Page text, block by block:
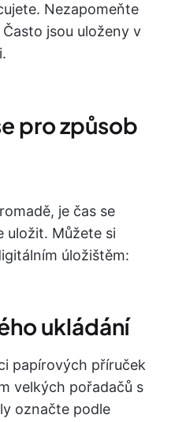
Nezapomeňte
jsou uloženy v
pro způsob
je čas se
uložit. Můžete si
úložištěm:
ukládání
papírových příruček
velkých pořadačů s
označte podle